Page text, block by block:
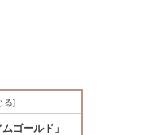
ゴールド」